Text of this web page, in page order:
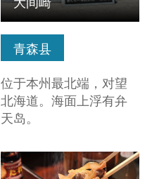
青森县
位于本州最北端，对望
北海道。海面上浮有弁
天岛。
查看信息